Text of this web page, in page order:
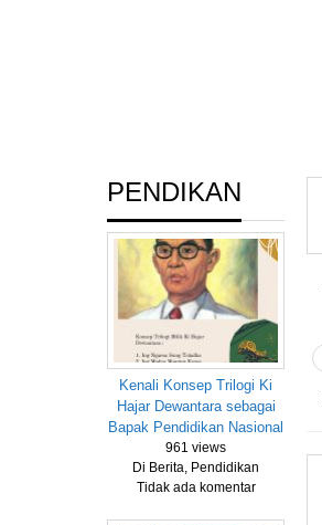
PENDIKAN
Kenali Konsep Trilogi Ki
Hajar Dewantara sebagai
Bapak Pendidikan Nasional
961 views
Di Berita, Pendidikan
Tidak ada komentar